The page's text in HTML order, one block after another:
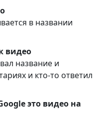
в названии
видео
название и
и кто-то ответил
это видео на